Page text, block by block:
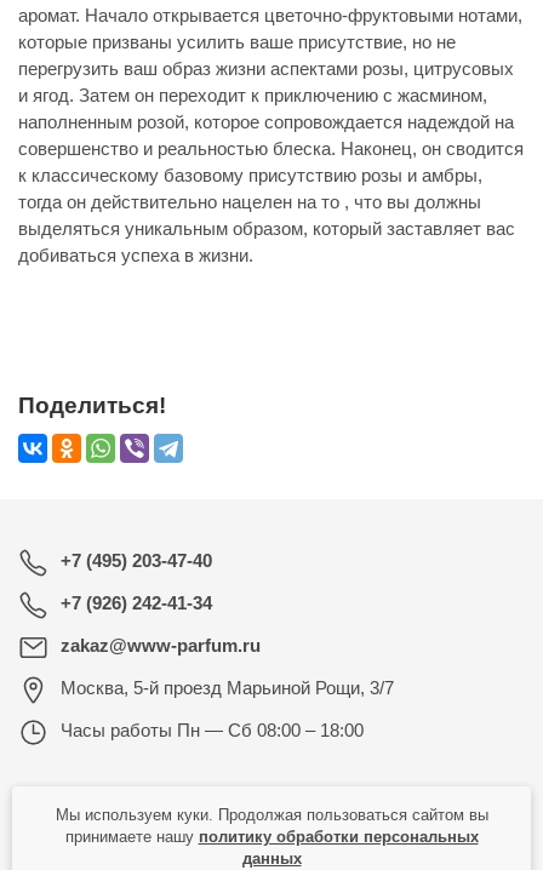
аромат. Начало открывается цветочно-фруктовыми нотами,
которые призваны усилить ваше присутствие, но не
перегрузить ваш образ жизни аспектами розы, цитрусовых
и ягод. Затем он переходит к приключению с жасмином,
наполненным розой, которое сопровождается надеждой на
совершенство и реальностью блеска. Наконец, он сводится
к классическому базовому присутствию розы и амбры,
тогда он действительно нацелен на то , что вы должны
выделяться уникальным образом, который заставляет вас
добиваться успеха в жизни.
Поделиться!
+7 (495) 203-47-40
+7 (926) 242-41-34
zakaz@www-parfum.ru
Москва, 5-й проезд Марьиной Рощи, 3/7
Часы работы Пн — Сб 08:00 – 18:00
КАТАЛОГ
Мы используем куки. Продолжая пользоваться сайтом вы
принимаете нашу политику обработки персональных
данных